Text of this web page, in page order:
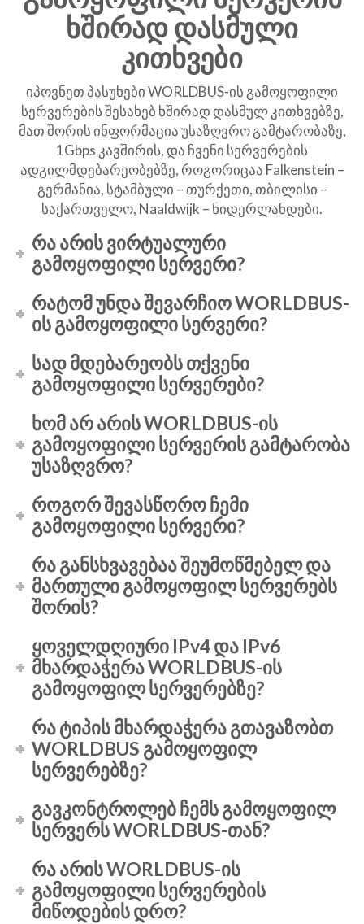
ხშირად დასმული
კითხვები
იპოვნეთ პასუხები WORLDBUS-ის გამოყოფილი
სერვერების შესახებ ხშირად დასმულ კითხვებზე,
მათ შორის ინფორმაცია უსაზღვრო გამტარობაზე,
1Gbps კავშირის, და ჩვენი სერვერების
ადგილმდებარეობებზე, როგორიცაა Falkenstein –
გერმანია, სტამბული – თურქეთი, თბილისი –
საქართველო, Naaldwijk – ნიდერლანდები.
რა არის ვირტუალური
გამოყოფილი სერვერი?
რატომ უნდა შევარჩიო WORLDBUS-
ის გამოყოფილი სერვერი?
სად მდებარეობს თქვენი
გამოყოფილი სერვერები?
ხომ არ არის WORLDBUS-ის
გამოყოფილი სერვერის გამტარობა
უსაზღვრო?
როგორ შევასწორო ჩემი
გამოყოფილი სერვერი?
რა განსხვავებაა შეუმოწმებელ და
მართული გამოყოფილ სერვერებს
შორის?
ყოველდღიური IPv4 და IPv6
მხარდაჭერა WORLDBUS-ის
გამოყოფილ სერვერებზე?
რა ტიპის მხარდაჭერა გთავაზობთ
WORLDBUS გამოყოფილ
სერვერებზე?
გავკონტროლებ ჩემს გამოყოფილ
სერვერს WORLDBUS-თან?
რა არის WORLDBUS-ის
გამოყოფილი სერვერების
მიწოდების დრო?